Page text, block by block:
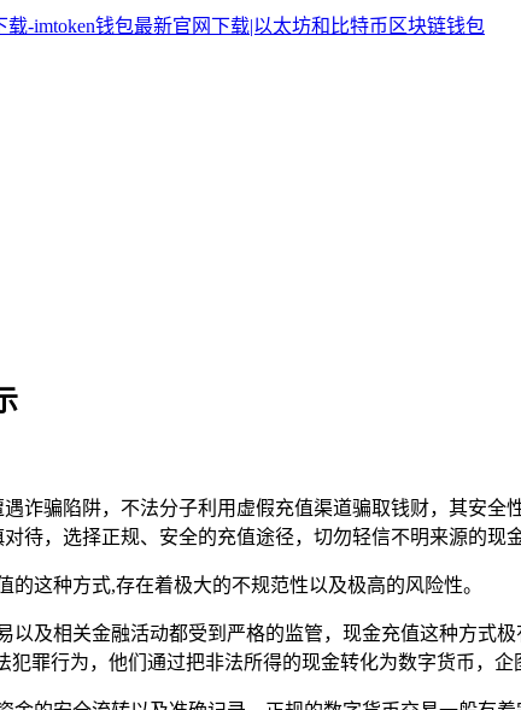
诈骗陷阱，不法分子利用虚假充值渠道骗取钱财，其安
待，选择正规、安全的充值途径，切勿轻信不明来源的现
这种方式,存在着极大的不规范性以及极高的风险性。
以及相关金融活动都受到严格的监管，现金充值这种方式
罪行为，他们通过把非法所得的现金转化为数字货币，企